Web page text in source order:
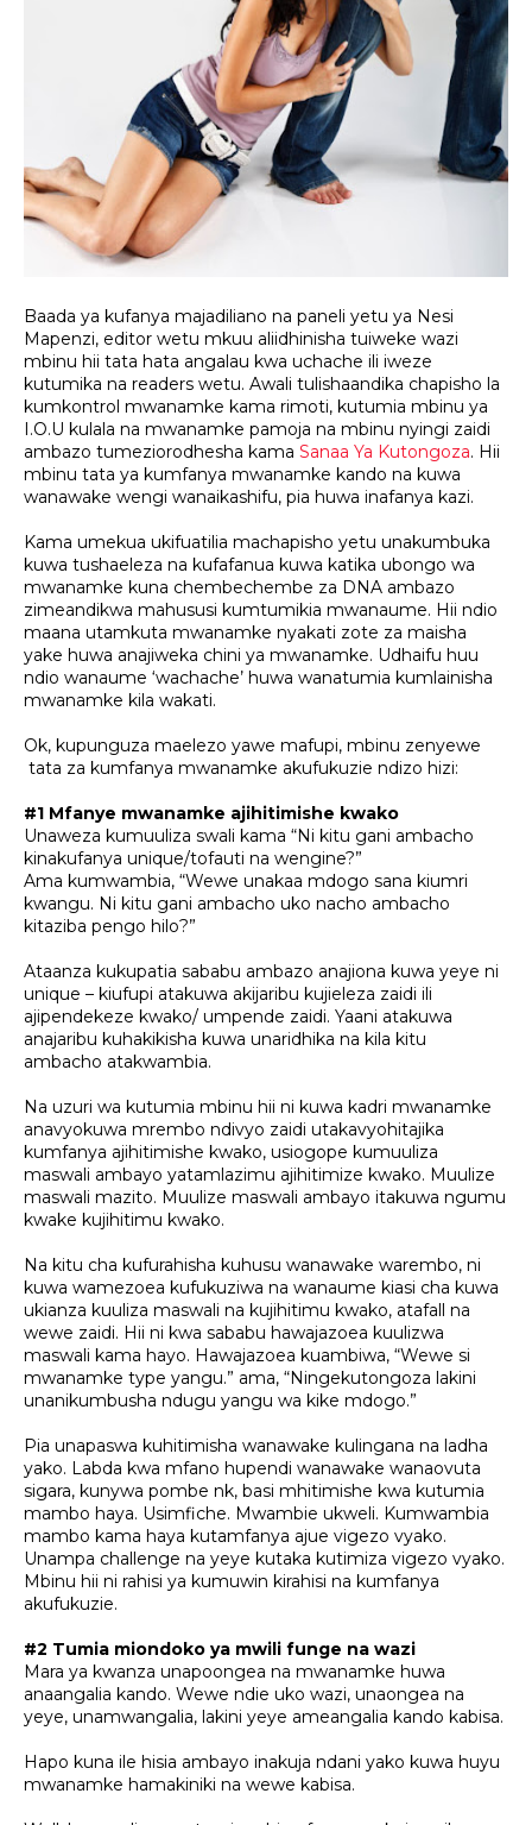
Baada ya kufanya majadiliano na paneli yetu ya Nesi
Mapenzi, editor wetu mkuu aliidhinisha tuiweke wazi
mbinu hii tata hata angalau kwa uchache ili iweze
kutumika na readers wetu. Awali tulishaandika chapisho la
kumkontrol mwanamke kama rimoti, kutumia mbinu ya
I.O.U kulala na mwanamke pamoja na mbinu nyingi zaidi
ambazo tumeziorodhesha kama Sanaa Ya Kutongoza. Hii
mbinu tata ya kumfanya mwanamke kando na kuwa
wanawake wengi wanaikashifu, pia huwa inafanya kazi.
Kama umekua ukifuatilia machapisho yetu unakumbuka
kuwa tushaeleza na kufafanua kuwa katika ubongo wa
mwanamke kuna chembechembe za DNA ambazo
zimeandikwa mahususi kumtumikia mwanaume. Hii ndio
maana utamkuta mwanamke nyakati zote za maisha
yake huwa anajiweka chini ya mwanamke. Udhaifu huu
ndio wanaume ‘wachache’ huwa wanatumia kumlainisha
mwanamke kila wakati.
Ok, kupunguza maelezo yawe mafupi, mbinu zenyewe
tata za kumfanya mwanamke akufukuzie ndizo hizi:
#1 Mfanye mwanamke ajihitimishe kwako
Unaweza kumuuliza swali kama “Ni kitu gani ambacho
kinakufanya unique/tofauti na wengine?”
Ama kumwambia, “Wewe unakaa mdogo sana kiumri
kwangu. Ni kitu gani ambacho uko nacho ambacho
kitaziba pengo hilo?”
Ataanza kukupatia sababu ambazo anajiona kuwa yeye ni
unique – kiufupi atakuwa akijaribu kujieleza zaidi ili
ajipendekeze kwako/ umpende zaidi. Yaani atakuwa
anajaribu kuhakikisha kuwa unaridhika na kila kitu
ambacho atakwambia.
Na uzuri wa kutumia mbinu hii ni kuwa kadri mwanamke
anavyokuwa mrembo ndivyo zaidi utakavyohitajika
kumfanya ajihitimishe kwako, usiogope kumuuliza
maswali ambayo yatamlazimu ajihitimize kwako. Muulize
maswali mazito. Muulize maswali ambayo itakuwa ngumu
kwake kujihitimu kwako.
Na kitu cha kufurahisha kuhusu wanawake warembo, ni
kuwa wamezoea kufukuziwa na wanaume kiasi cha kuwa
ukianza kuuliza maswali na kujihitimu kwako, atafall na
wewe zaidi. Hii ni kwa sababu hawajazoea kuulizwa
maswali kama hayo. Hawajazoea kuambiwa, “Wewe si
mwanamke type yangu.” ama, “Ningekutongoza lakini
unanikumbusha ndugu yangu wa kike mdogo.”
Pia unapaswa kuhitimisha wanawake kulingana na ladha
yako. Labda kwa mfano hupendi wanawake wanaovuta
sigara, kunywa pombe nk, basi mhitimishe kwa kutumia
mambo haya. Usimfiche. Mwambie ukweli. Kumwambia
mambo kama haya kutamfanya ajue vigezo vyako.
Unampa challenge na yeye kutaka kutimiza vigezo vyako.
Mbinu hii ni rahisi ya kumuwin kirahisi na kumfanya
akufukuzie.
#2 Tumia miondoko ya mwili funge na wazi
Mara ya kwanza unapoongea na mwanamke huwa
anaangalia kando. Wewe ndie uko wazi, unaongea na
yeye, unamwangalia, lakini yeye ameangalia kando kabisa.
Hapo kuna ile hisia ambayo inakuja ndani yako kuwa huyu
mwanamke hamakiniki na wewe kabisa.